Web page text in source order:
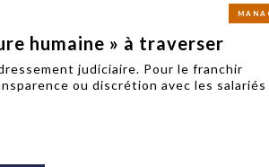
humaine » à traverser
judiciaire. Pour le franchir
ou discrétion avec les salariés